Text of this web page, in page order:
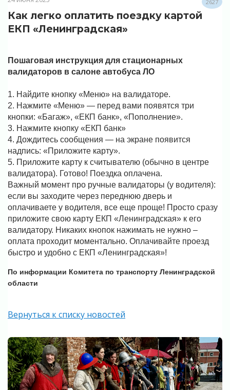
2627
Как легко оплатить поездку картой
ЕКП «Ленинградская»
Пошаговая инструкция для стационарных
валидаторов в салоне автобуса ЛО
1. Найдите кнопку «Меню» на валидаторе.
2. Нажмите «Меню» — перед вами появятся три
кнопки: «Багаж», «ЕКП банк», «Пополнение».
3. Нажмите кнопку «ЕКП банк»
4. Дождитесь сообщения — на экране появится
надпись: «Приложите карту».
5. Приложите карту к считывателю (обычно в центре
валидатора). Готово! Поездка оплачена.
Важный момент про ручные валидаторы (у водителя):
если вы заходите через переднюю дверь и
оплачиваете у водителя, все еще проще! Просто сразу
приложите свою карту ЕКП «Ленинградская» к его
валидатору. Никаких кнопок нажимать не нужно –
оплата проходит моментально. Оплачивайте проезд
быстро и удобно с ЕКП «Ленинградская»!
По информации Комитета по транспорту Ленинградской
области
Вернуться к списку новостей